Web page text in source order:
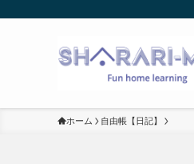
ホーム 自由帳【日記】